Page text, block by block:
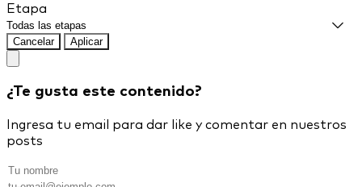
Etapa
Cancelar Aplicar
¿Te gusta este contenido?
Ingresa tu email para dar like y comentar en nuestros
posts